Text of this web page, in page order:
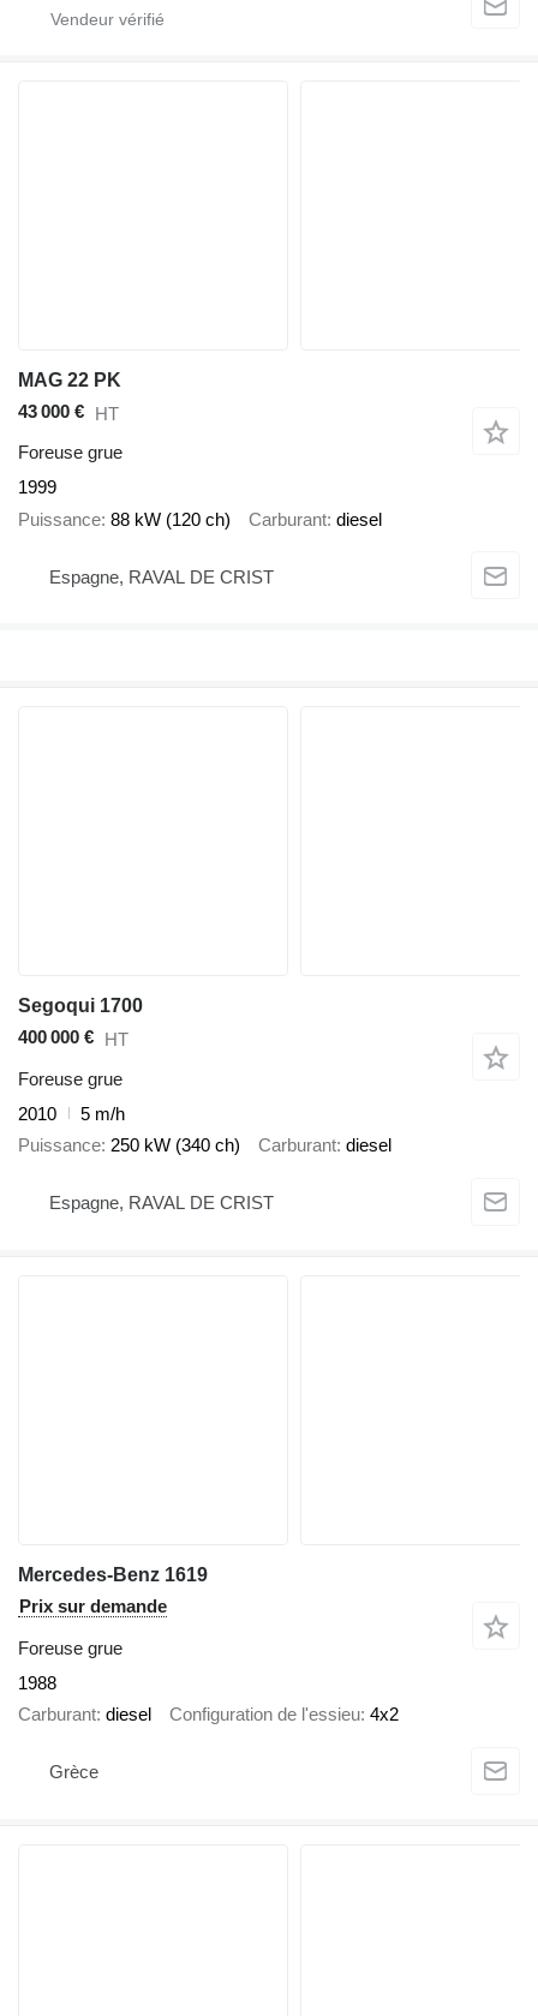
MAG 22 PK
43 000 € HT
Foreuse grue
1999
Puissance 88 kW (120 ch) Carburant diesel
Espagne, RAVAL DE CRIST
Segoqui 1700
400 000 € HT
Foreuse grue
2010
5 m/h
Puissance 250 kW (340 ch) Carburant diesel
Espagne, RAVAL DE CRIST
Mercedes-Benz 1619
Prix sur demande
Foreuse grue
1988
Carburant diesel Configuration de l'essieu 4x2
Grèce